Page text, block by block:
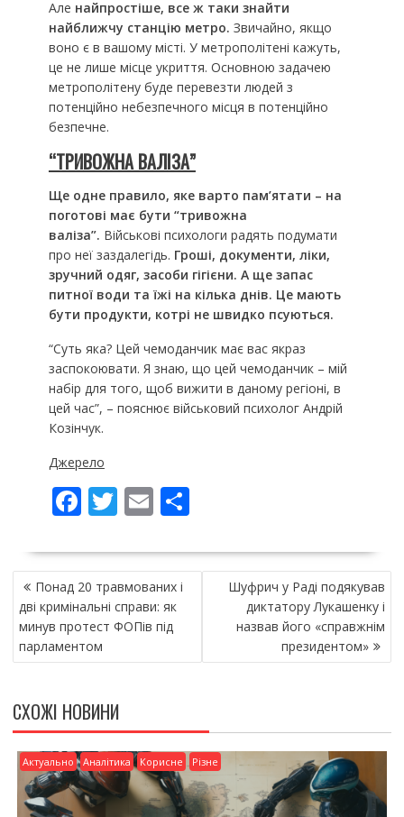
Але найпростіше, все ж таки знайти
найближчу станцію метро. Звичайно, якщо
воно є в вашому місті. У метрополітені кажуть,
це не лише місце укриття. Основною задачею
метрополітену буде перевезти людей з
потенційно небезпечного місця в потенційно
безпечне.
“ТРИВОЖНА ВАЛІЗА”
Ще одне правило, яке варто пам’ятати – на
поготові має бути “тривожна
валіза”. Військові психологи радять подумати
про неї заздалегідь. Гроші, документи, ліки,
зручний одяг, засоби гігієни. А ще запас
питної води та їжі на кілька днів. Це мають
бути продукти, котрі не швидко псуються.
“Суть яка? Цей чемоданчик має вас якраз
заспокоювати. Я знаю, що цей чемоданчик – мій
набір для того, щоб вижити в даному регіоні, в
цей час”, – пояснює військовий психолог Андрій
Козінчук.
Джерело
F
e
b
o
o
k
T
itt
er
E
ai
l
П
ді
и
НАВІГАЦІЯ
ЗАПИСІВ
Понад 20 травмованих і
дві кримінальні справи: як
минув протест ФОПів під
парламентом
Шуфрич у Раді подякував
диктатору Лукашенку і
назвав його «справжнім
президентом»
СХОЖІ НОВИНИ
Актуально Аналітика Корисне Різне